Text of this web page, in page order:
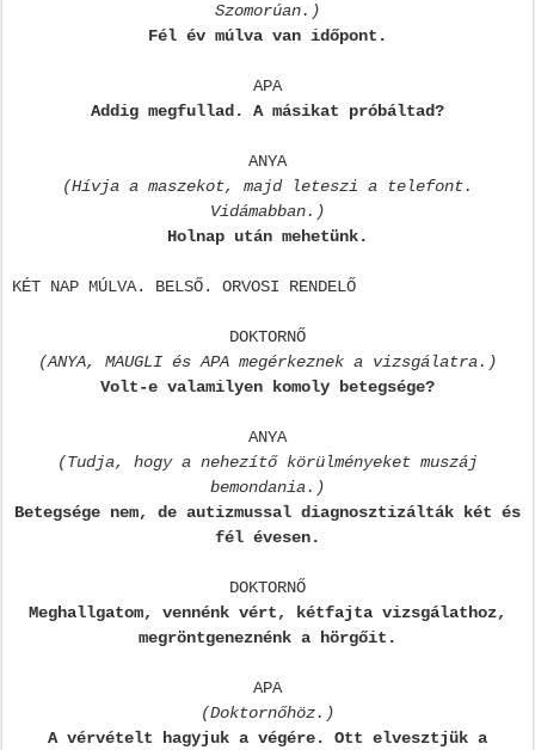
Szomorúan.)
Fél év múlva van időpont.
APA
Addig megfullad. A másikat próbáltad?
ANYA
(Hívja a maszekot, majd leteszi a telefont.
Vidámabban.)
Holnap után mehetünk.
KÉT NAP MÚLVA. BELSŐ. ORVOSI RENDELŐ
DOKTORNŐ
(ANYA, MAUGLI és APA megérkeznek a vizsgálatra.)
Volt-e valamilyen komoly betegsége?
ANYA
(Tudja, hogy a nehezítő körülményeket muszáj
bemondania.)
Betegsége nem, de autizmussal diagnosztizálták két és
fél évesen.
DOKTORNŐ
Meghallgatom, vennénk vért, kétfajta vizsgálathoz,
megröntgeneznénk a hörgőit.
APA
(Doktornőhöz.)
A vérvételt hagyjuk a végére. Ott elvesztjük a